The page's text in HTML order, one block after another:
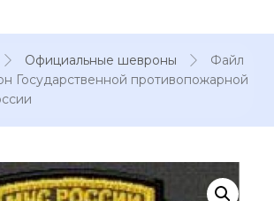
Официальные шевроны
Файл
Государственной противопожарной